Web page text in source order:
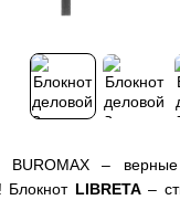
–
Блокнот LIBRETA–